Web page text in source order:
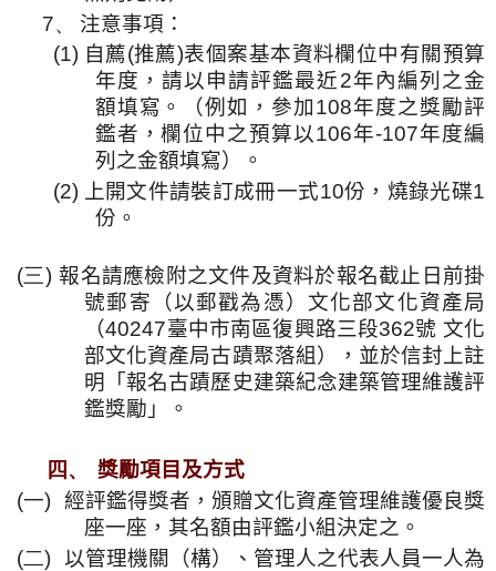
7、
注意事項：
(1) 自薦(推薦)表個案基本資料欄位中有關預算
年度，請以申請評鑑最近2年內編列之金
額填寫。（例如，參加108年度之獎勵評
鑑者，欄位中之預算以106年-107年度編
列之金額填寫）。
(2)
上開文件請裝訂成冊一式10份，燒錄光碟1
份。
(三) 報名請應檢附之文件及資料於報名截止日前掛
號郵寄（以郵戳為憑）文化部文化資產局
（40247臺中市南區復興路三段362號 文化
部文化資產局古蹟聚落組），並於信封上註
明「報名古蹟歷史建築紀念建築管理維護評
鑑獎勵」。
四、
獎勵項目及方式
(一) 經評鑑得獎者，頒贈文化資產管理維護優良獎
座一座，其名額由評鑑小組決定之。
(二) 以管理機關（構）、管理人之代表人員一人為